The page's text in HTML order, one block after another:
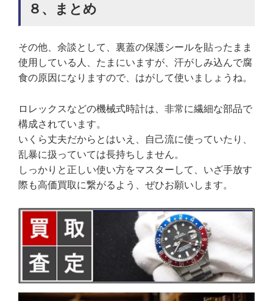
８、まとめ
その他、余談として、裏蓋の保護シールを貼ったまま
使用している人、たまにいますが、汗がしみ込んで腐
食の原因になりますので、はがして使いましょうね。
ロレックスなどの機械式時計は、非常に繊細な部品で
構成されています。
いくら丈夫だからとはいえ、自己流に使っていたり、
乱暴に扱っていては長持ちしません。
しっかりと正しい使い方をマスターして、いざ手放す
際も高価買取に繋がるよう、ぜひお願いします。